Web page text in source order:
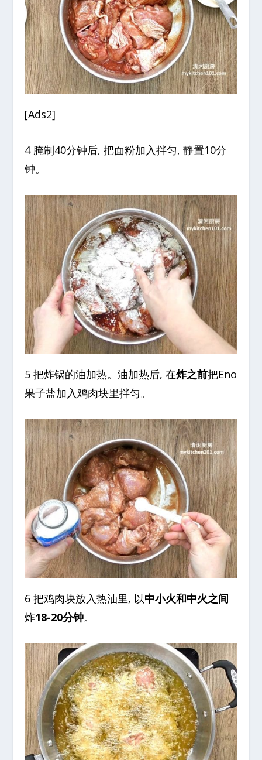
[Ads2]
4 腌制40分钟后, 把面粉加入拌匀, 静置10分
钟。
5 把炸锅的油加热。油加热后, 在炸之前把Eno
果子盐加入鸡肉块里拌匀。
6 把鸡肉块放入热油里, 以中小火和中火之间
炸18-20分钟。